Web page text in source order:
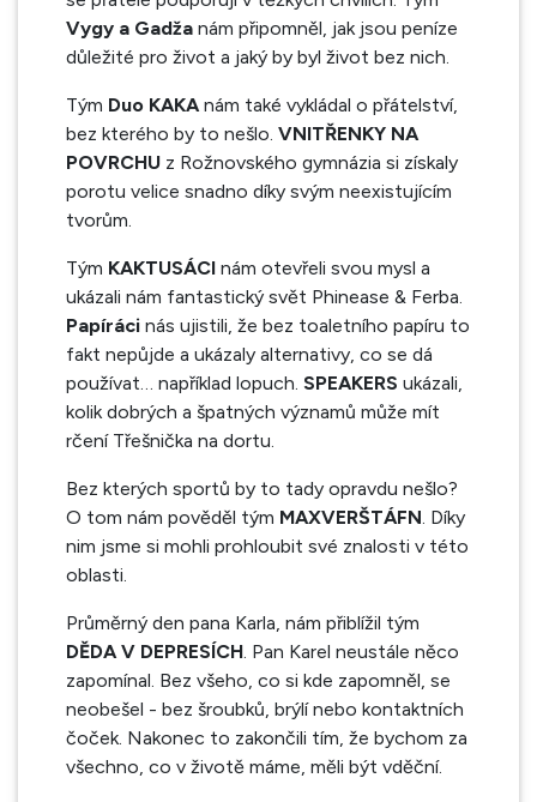
Vygy a Gadža nám připomněl, jak jsou peníze
důležité pro život a jaký by byl život bez nich.
Tým Duo KAKAnám také vykládal o přátelství,
bez kterého by to nešlo. VNITŘENKY NA
POVRCHU z Rožnovského gymnázia si získaly
porotu velice snadno díky svým neexistujícím
tvorům.
Tým KAKTUSÁCI nám otevřeli svou mysl a
ukázali nám fantastický svět Phinease & Ferba.
Papíráci nás ujistili, že bez toaletního papíru to
fakt nepůjde a ukázaly alternativy, co se dá
používat… například lopuch. SPEAKERS ukázali,
kolik dobrých a špatných významů může mít
rčení Třešnička na dortu.
Bez kterých sportů by to tady opravdu nešlo?
O tom nám pověděl tým MAXVERŠTÁFN. Díky
nim jsme si mohli prohloubit své znalosti v této
oblasti.
Průměrný den pana Karla, nám přiblížil tým
DĚDA V DEPRESÍCH. Pan Karel neustále něco
zapomínal. Bez všeho, co si kde zapomněl, se
neobešel - bez šroubků, brýlí nebo kontaktních
čoček. Nakonec to zakončili tím, že bychom za
všechno, co v životě máme, měli být vděční.